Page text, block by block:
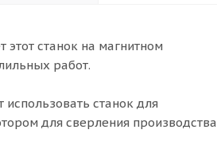
станок на магнитном
работ.
станок для
для сверления производства